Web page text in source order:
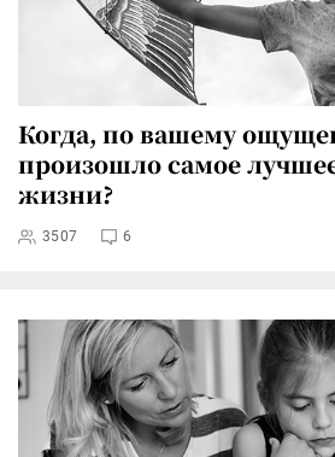
Когда, по вашему
произошло самое
жизни?
3507 6